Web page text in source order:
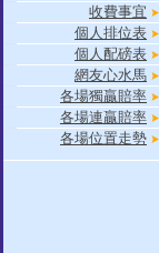
收費事宜
個人排位表
個人配磅表
網友心水馬
各場獨贏賠率
各場連贏賠率
各場位置走勢